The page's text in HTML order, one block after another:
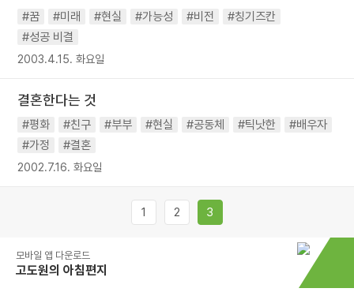
#꿈 #미래 #현실 #가능성 #비전
#칭기즈칸
#성공 비결
2003.4.15. 화요일
결혼한다는 것
#평화 #친구 #부부 #현실 #공동체 #틱낫한
#배우자
#가정
#결혼
2002.7.16. 화요일
1 2 3
모바일 앱 다운로드
고도원의 아침편지